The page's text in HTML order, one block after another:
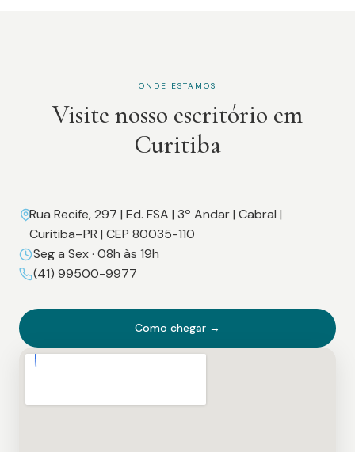
ONDE ESTAMOS
Visite nosso escritório em
Curitiba
Rua Recife, 297 | Ed. FSA | 3º Andar | Cabral |
Curitiba–PR | CEP 80035-110
Seg a Sex · 08h às 19h
(41) 99500-9977
Como chegar →